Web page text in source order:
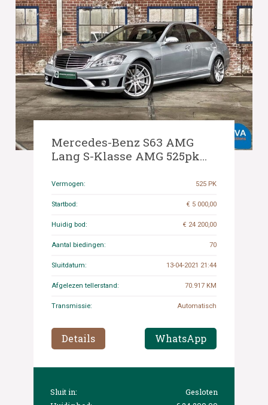
Mercedes-Benz S63 AMG
Lang S-Klasse AMG 525pk
Vermogen: 525 PK
Startbod: € 5 000,00
Huidig bod: € 24 200,00
Aantal biedingen: 70
Sluitdatum: 13-04-2021 21:44
Afgelezen tellerstand: 70.917 KM
Transmissie: Automatisch
Details WhatsApp
Sluit in:
Gesloten